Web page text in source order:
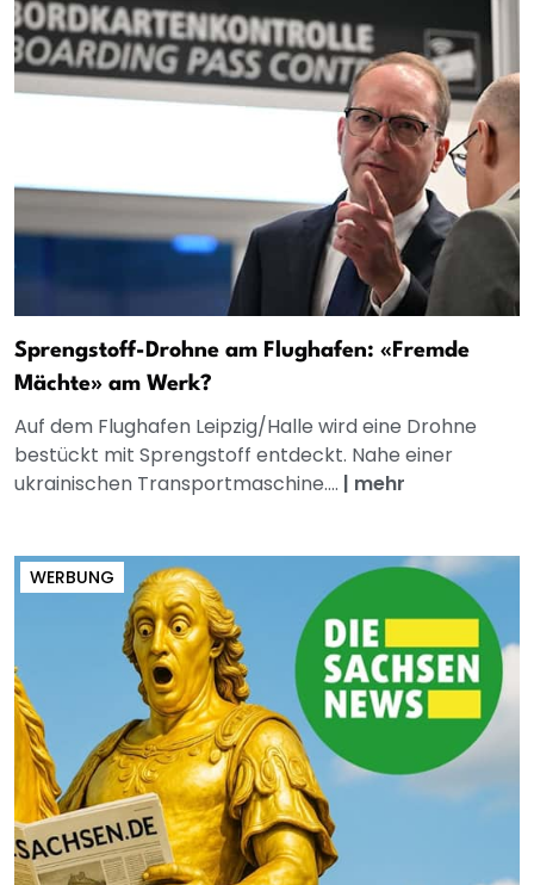
Sprengstoff-Drohne am Flughafen: «Fremde
Mächte» am Werk?
Auf dem Flughafen Leipzig/Halle wird eine Drohne
bestückt mit Sprengstoff entdeckt. Nahe einer
ukrainischen Transportmaschine.... | mehr
WERBUNG